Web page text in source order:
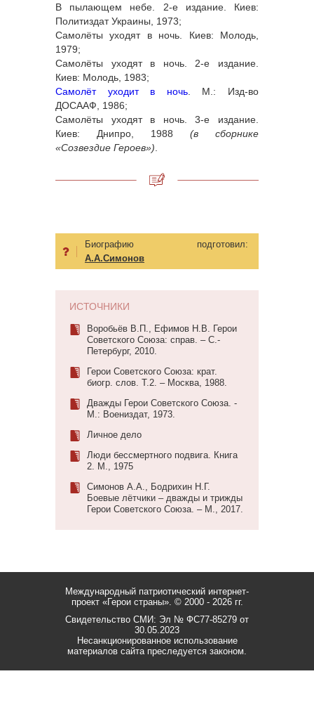
В пылающем небе. 2-е издание. Киев:
Политиздат Украины, 1973;
Самолёты уходят в ночь. Киев: Молодь,
1979;
Самолёты уходят в ночь. 2-е издание.
Киев: Молодь, 1983;
Самолёт уходит в ночь. М.: Изд-во
ДОСААФ, 1986;
Самолёты уходят в ночь. 3-е издание.
Киев: Днипро, 1988 (в сборнике
«Созвездие Героев»).
Биографию подготовил:
А.А.Симонов
ИСТОЧНИКИ
Воробьёв В.П., Ефимов Н.В. Герои
Советского Союза: справ. – С.-
Петербург, 2010.
Герои Советского Союза: крат.
биогр. слов. Т.2. – Москва, 1988.
Дважды Герои Советского Союза. -
М.: Воениздат, 1973.
Личное дело
Люди бессмертного подвига. Книга
2. М., 1975
Симонов А.А., Бодрихин Н.Г.
Боевые лётчики – дважды и трижды
Герои Советского Союза. – М., 2017.
Международный патриотический интернет-
проект «Герои страны». © 2000 - 2026 гг.
Свидетельство СМИ: Эл № ФС77-85279 от
30.05.2023
Несанкционированное использование
материалов сайта преследуется законом.